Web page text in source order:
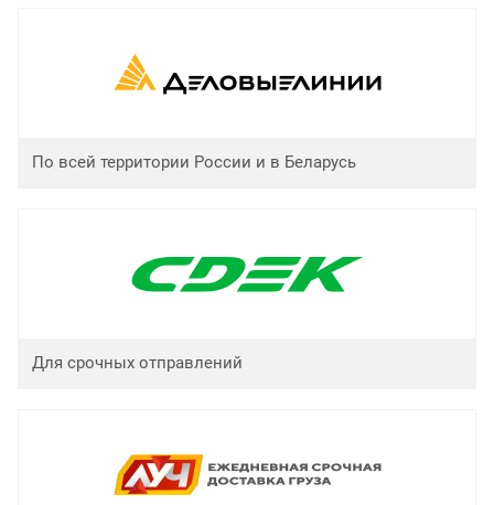
По всей территории России и в Беларусь
Для срочных отправлений